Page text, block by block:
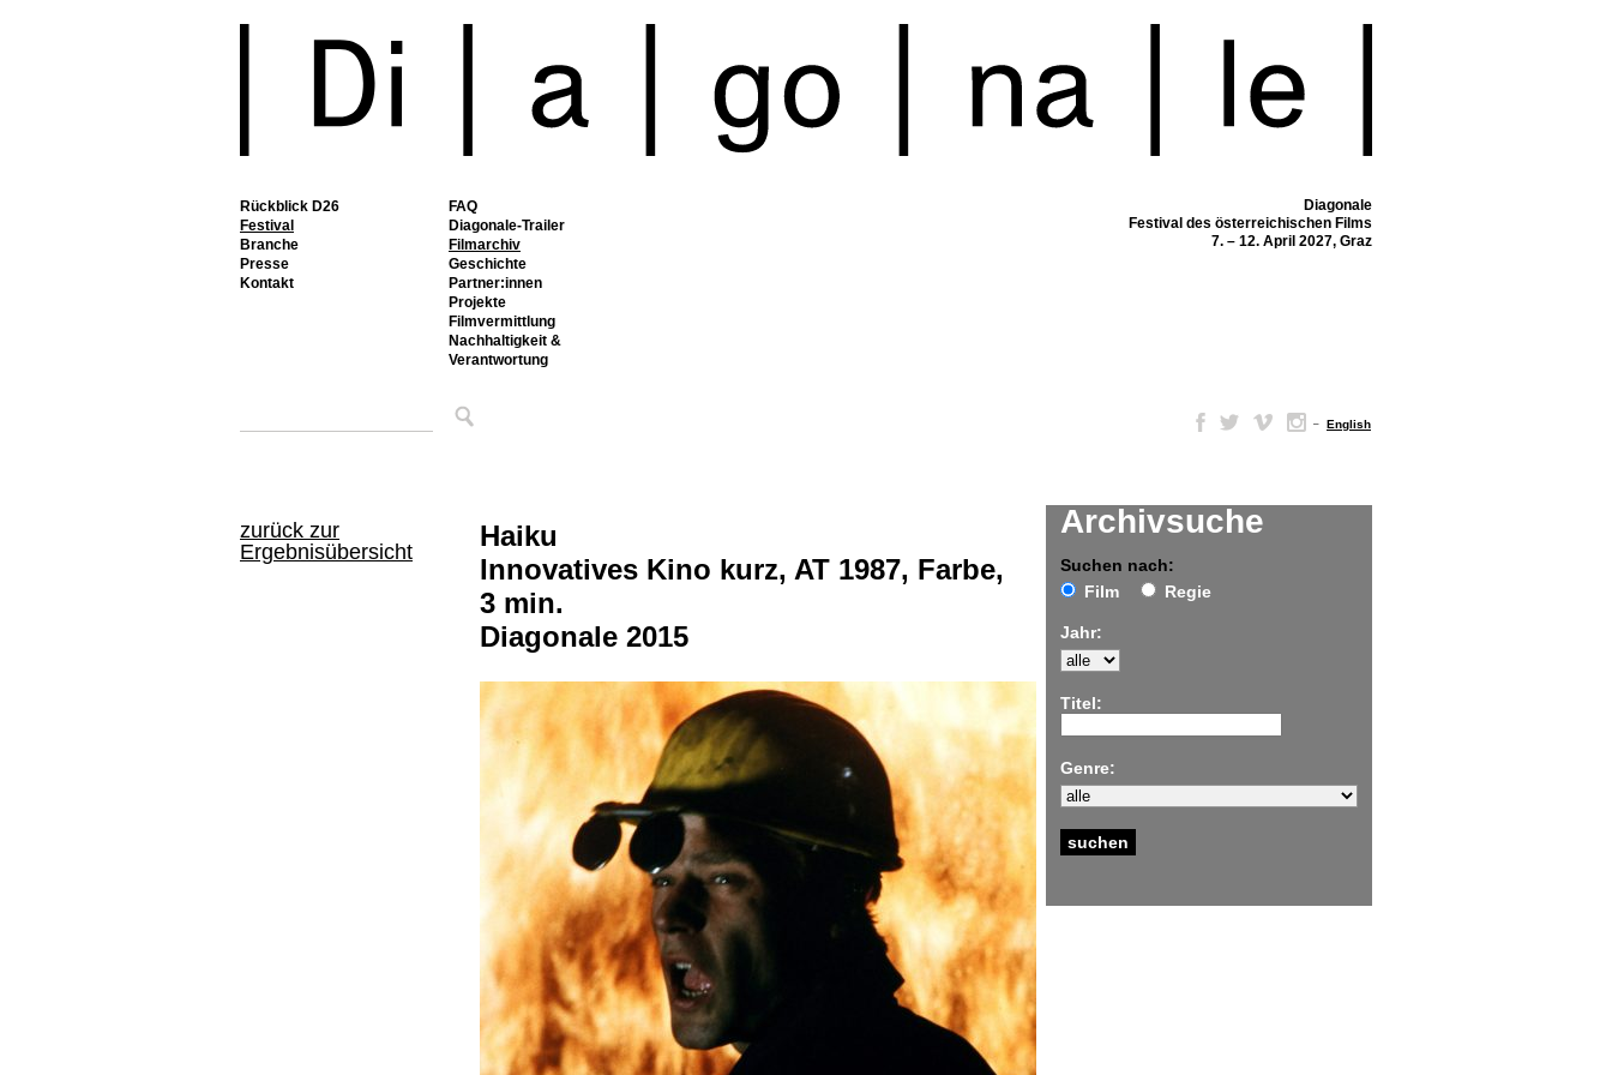
Rückblick D26
Festival
FAQ
Diagonale-Trailer
Filmarchiv
Geschichte
Partner:innen
Projekte
Filmvermittlung
Nachhaltigkeit &
Verantwortung
Branche
Presse
Kontakt
Diagonale
Festival des österreichischen Films
7. – 12. April 2027, Graz
– English
zurück zur
Ergebnisübersicht
Archivsuche
Suchen nach:
Film
Regie
Jahr:
Titel:
Genre:
Haiku
Innovatives Kino kurz, AT 1987, Farbe,
3 min.
Diagonale 2015